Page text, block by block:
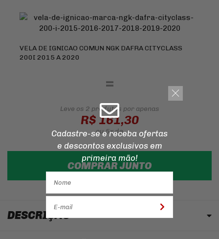
VELA DE IGNICAO COMUN NGK DAFRA CITYCLASS
200I 2015 A 2020
=
Leve os 2 produtos por apenas
R$ 161,30
ou5xde
COMPRAR JUNTO
DESCRIÇÃO
Cadastre-se e receba ofertas
e descontos exclusivos em
primeira mão!